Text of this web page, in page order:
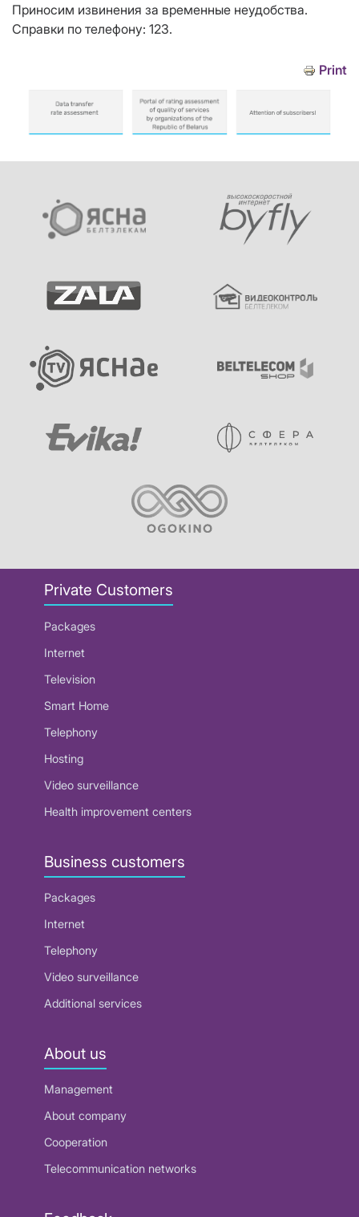
Приносим извинения за временные неудобства.
Справки по телефону: 123.
Print
Private Customers
Packages
Internet
Television
Smart Home
Telephony
Hosting
Video surveillance
Health improvement centers
Business customers
Packages
Internet
Telephony
Video surveillance
Additional services
About us
Management
About company
Cooperation
Telecommunication networks